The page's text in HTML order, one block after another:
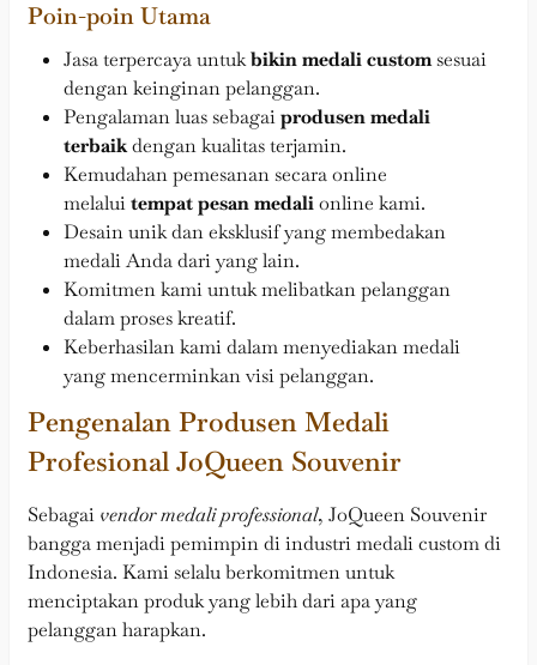
Poin-poin Utama
Jasa terpercaya untukbikin medali customsesuai
dengan keinginan pelanggan.
Pengalaman luas sebagaiprodusen medali
terbaikdengan kualitas terjamin.
Kemudahan pemesanan secara online
melaluitempat pesan medalionline kami.
Desain unik dan eksklusif yang membedakan
medali Anda dari yang lain.
Komitmen kami untuk melibatkan pelanggan
dalam proses kreatif.
Keberhasilan kami dalam menyediakan medali
yang mencerminkan visi pelanggan.
Pengenalan Produsen Medali
Profesional JoQueen Souvenir
Sebagai vendor medali professional, JoQueen Souvenir
bangga menjadi pemimpin di industri medali custom di
Indonesia. Kami selalu berkomitmen untuk
menciptakan produk yang lebih dari apa yang
pelanggan harapkan.